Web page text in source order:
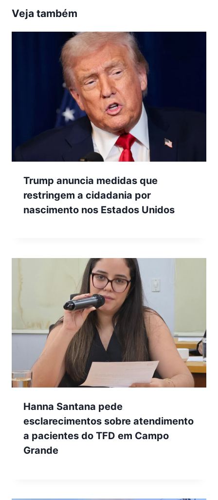
Veja também
Trump anuncia medidas que
restringem a cidadania por
nascimento nos Estados Unidos
Hanna Santana pede
esclarecimentos sobre atendimento
a pacientes do TFD em Campo
Grande